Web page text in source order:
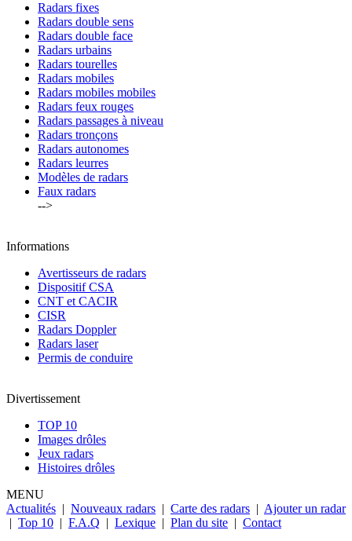
Radars fixes
Radars double sens
Radars double face
Radars urbains
Radars tourelles
Radars mobiles
Radars mobiles mobiles
Radars feux rouges
Radars passages à niveau
Radars tronçons
Radars autonomes
Radars leurres
Modèles de radars
Faux radars
-->
Informations
Avertisseurs de radars
Dispositif CSA
CNT et CACIR
CISR
Radars Doppler
Radars laser
Permis de conduire
Divertissement
TOP 10
Images drôles
Jeux radars
Histoires drôles
MENU
Actualités | Nouveaux radars | Carte des radars | Ajouter un radar
| Top 10 | F.A.Q | Lexique | Plan du site | Contact